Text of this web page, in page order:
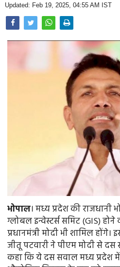
Home
Updated: Feb 19, 2025, 04:55 AM IST
भोपाल। मध्य प्रदेश की
ग्लोबल इन्वेस्टर्स समिट (GIS) होने
प्रधानमंत्री मोदी भी शामिल
जीतू पटवारी ने पीएम मोदी से
कहा कि ये दस सवाल मध्य प्रदेश